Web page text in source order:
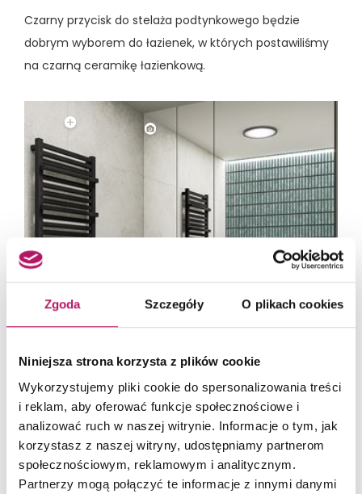
Zgoda Szczegóły O plikach cookies
Niniejsza strona korzysta z plików cookie
Wykorzystujemy pliki cookie do spersonalizowania treści
i reklam, aby oferować funkcje społecznościowe i
analizować ruch w naszej witrynie. Informacje o tym, jak
korzystasz z naszej witryny, udostępniamy partnerom
społecznościowym, reklamowym i analitycznym.
Partnerzy mogą połączyć te informacje z innymi danymi
Czarny przycisk do stelaża podtynkowego będzie
dobrym wyborem do łazienek, w których postawiliśmy
na czarną ceramikę łazienkową.
W tej łazience wybrano czarne elementy wyposażenia: grzejnik, przycisk do wc, baterie